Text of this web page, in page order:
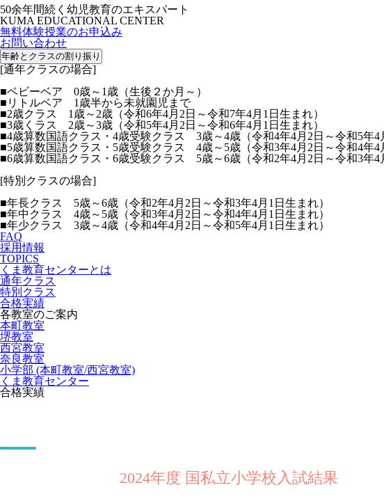
50余年間続く幼児教育のエキスパート
KUMA EDUCATIONAL CENTER
無料体験授業のお申込み
お問い合わせ
年齢とクラスの割り振り
[通年クラスの場合]
■ベビーベア 0歳～1歳（生後２か月～）
■リトルベア 1歳半から未就園児まで
■2歳クラス 1歳～2歳（令和6年4月2日～令和7年4月1日生まれ）
■3歳くラス 2歳～3歳（令和5年4月2日～令和6年4月1日生まれ）
■4歳算数国語クラス・4歳受験クラス 3歳～4歳（令和4年4月2日～令和5年4
■5歳算数国語クラス・5歳受験クラス 4歳～5歳（令和3年4月2日～令和4年4
■6歳算数国語クラス・6歳受験クラス 5歳～6歳（令和2年4月2日～令和3年4
[特別クラスの場合]
■年長クラス 5歳～6歳（令和2年4月2日～令和3年4月1日生まれ）
■年中クラス 4歳～5歳（令和3年4月2日～令和4年4月1日生まれ）
■年少クラス 3歳～4歳（令和4年4月2日～令和5年4月1日生まれ）
FAQ
採用情報
TOPICS
くま教育センターとは
通年クラス
特別クラス
合格実績
各教室のご案内
本町教室
堺教室
西宮教室
奈良教室
小学部 (本町教室/西宮教室)
くま教育センター
合格実績
2024年度 国私立小学校入試結果